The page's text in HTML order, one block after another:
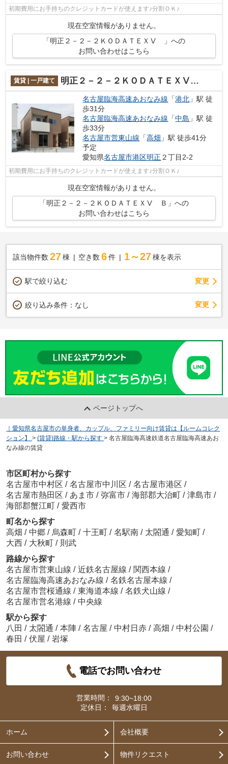
初期費用にお手持ちのクレジットカードが使えます♪分割ＯＫ♪
現在空室情報がありません。
「明正２－２－２ＫＯＤＡＴＥＸⅤ 」への
お問い合わせはこちら
賃貸 | 一戸建て 明正２－２－２ＫＯＤＡＴＥＸⅤ Ｂ
名古屋臨海高速あおなみ線 「港北 」駅 徒
歩31分
名古屋臨海高速あおなみ線 「中島 」駅 徒
歩33分
名古屋市営東山線 「高畑 」駅 徒歩41分
予定
愛知県名古屋市港区明正 ２丁目2-2
初期費用にお手持ちのクレジットカードが使えます♪分割ＯＫ♪
現在空室情報がありません。
「明正２－２－２ＫＯＤＡＴＥＸⅤ Ｂ」への
お問い合わせはこちら
該当物件数 27棟 空き数 6 件 1～27 棟を表示
駅で絞り込む 変更
絞り込み条件： なし 変更
ページトップへ
｜愛知県名古屋市の単身者、カップル、ファミリー向け賃貸は【ルームコレク
ション】
> (賃貸)路線・駅から探す > 名古屋臨海高速鉄道名古屋臨海高速あお
なみ線の賃貸
市区町村から探す
名古屋市中村区 / 名古屋市中川区 / 名古屋市港区 /
名古屋市熱田区 / あま市 / 弥富市 / 海部郡大治町 / 津島市 /
海部郡蟹江町 / 愛西市
町名から探す
高畑 / 中郷 / 烏森町 / 十王町 / 名駅南 / 太閤通 / 愛知町 /
大西 / 大秋町 / 則武
路線から探す
名古屋市営東山線 / 近鉄名古屋線 / 関西本線 /
名古屋臨海高速あおなみ線 / 名鉄名古屋本線 /
名古屋市営桜通線 / 東海道本線 / 名鉄犬山線 /
名古屋市営名港線 / 中央線
駅から探す
八田 / 太閤通 / 本陣 / 名古屋 / 中村日赤 / 高畑 / 中村公園 /
春田 / 伏屋 / 岩塚
電話でお問い合わせ
営業時間：
9:30~18:00
定休日：
毎週水曜日
ホーム 会社概要
お問い合わせ 物件リクエスト